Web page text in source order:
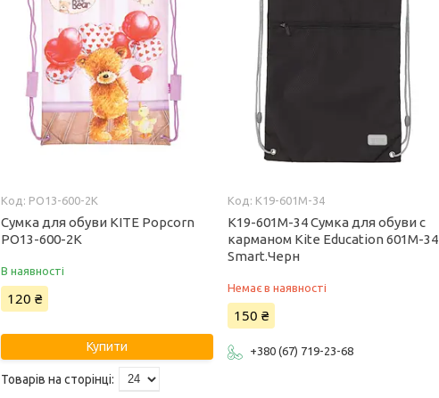
PO13-600-2K
Сумка для обуви KITE Popcorn
PO13-600-2K
В наявності
120 ₴
Купити
K19-601M-34
K19-601M-34 Сумка для обуви с
карманом Kite Education 601M-34
Smart.Черн
Немає в наявності
150 ₴
+380 (67) 719-23-68